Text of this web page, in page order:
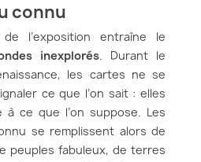
connu
l’exposition entraîne le
inexplorés. Durant le
les cartes ne se
ce que l’on sait : elles
ce que l’on suppose. Les
se remplissent alors de
peuples fabuleux, de terres